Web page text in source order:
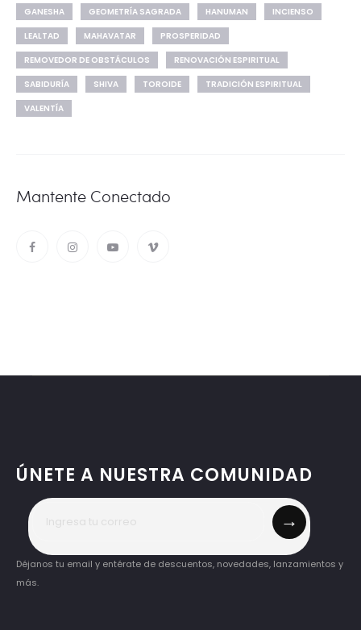
GANESHA
GEOMETRÍA SAGRADA HANUMAN
INCIENSO
LEALTAD
MAHAVATAR
PROSPERIDAD
REMOVEDOR DE OBSTÁCULOS
RENOVACIÓN ESPIRITUAL
SABIDURÍA
SHIVA TOROIDE
TRADICIÓN ESPIRITUAL
VALENTÍA
Mantente Conectado
ÚNETE A NUESTRA COMUNIDAD
→
Déjanos tu email y entérate de descuentos, novedades, lanzamientos y
más.